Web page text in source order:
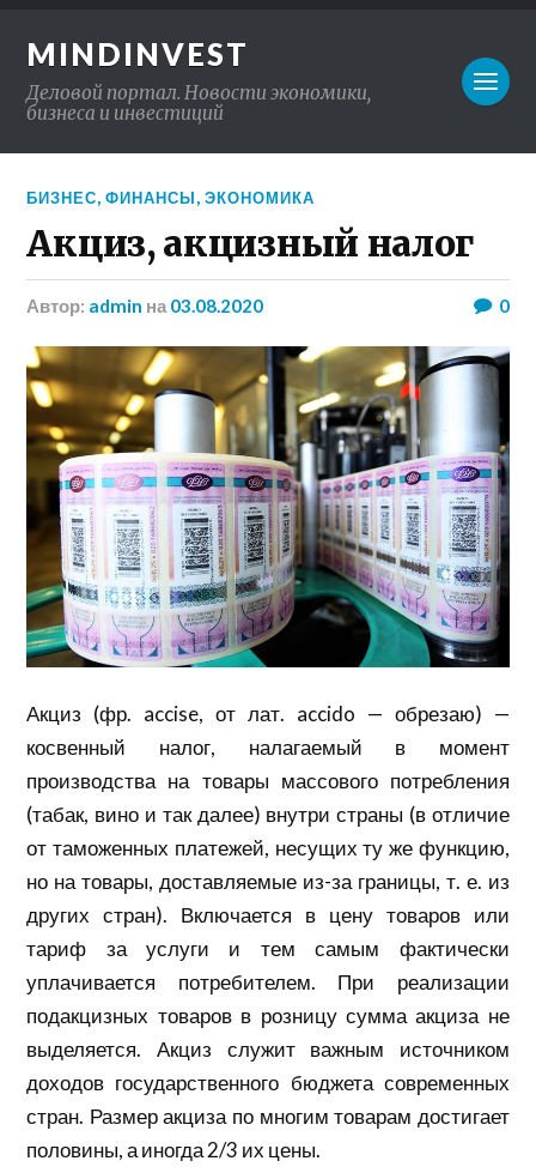
MINDINVEST
Деловой портал. Новости экономики,
бизнеса и инвестиций
БИЗНЕС,ФИНАНСЫ,ЭКОНОМИКА
Акциз, акцизный налог
Автор: admin на 03.08.2020 0
Акциз (фр. accise, от лат. accido — обрезаю) —
косвенный налог, налагаемый в момент
производства на товары массового потребления
(табак, вино и так далее) внутри страны (в отличие
от таможенных платежей, несущих ту же функцию,
но на товары, доставляемые из-за границы, т. е. из
других стран). Включается в цену товаров или
тариф за услуги и тем самым фактически
уплачивается потребителем. При реализации
подакцизных товаров в розницу сумма акциза не
выделяется. Акциз служит важным источником
доходов государственного бюджета современных
стран. Размер акциза по многим товарам достигает
половины, а иногда 2/3 их цены.